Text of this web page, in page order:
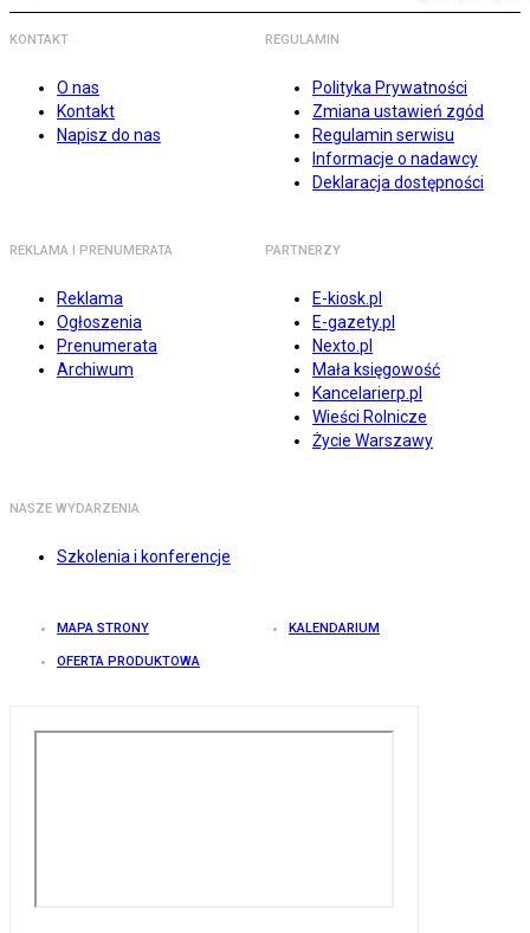
KONTAKT
O nas
Kontakt
Napisz do nas
REGULAMIN
Polityka Prywatności
Zmiana ustawień zgód
Regulamin serwisu
Informacje o nadawcy
Deklaracja dostępności
REKLAMA I PRENUMERATA
Reklama
Ogłoszenia
Prenumerata
Archiwum
PARTNERZY
E-kiosk.pl
E-gazety.pl
Nexto.pl
Mała księgowość
Kancelarierp.pl
Wieści Rolnicze
Życie Warszawy
NASZE WYDARZENIA
Szkolenia i konferencje
MAPA STRONY KALENDARIUM
OFERTA PRODUKTOWA